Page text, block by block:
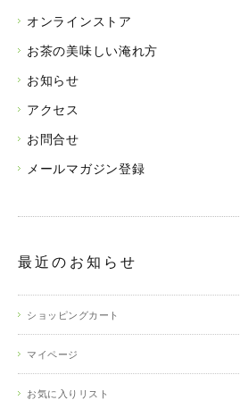
オンラインストア
お茶の美味しい淹れ方
お知らせ
アクセス
お問合せ
メールマガジン登録
最近のお知らせ
ショッピングカート
マイページ
お気に入りリスト